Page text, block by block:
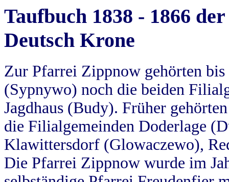
Taufbuch 1838 - 1866
Deutsch Krone
Zur Pfarrei Zippnow gehörten
(Sypnywo) noch die beiden
Jagdhaus (Budy). Früher
die Filialgemeinden Doderlage
Klawittersdorf (Glowaczewo),
Die Pfarrei Zippnow wurde im